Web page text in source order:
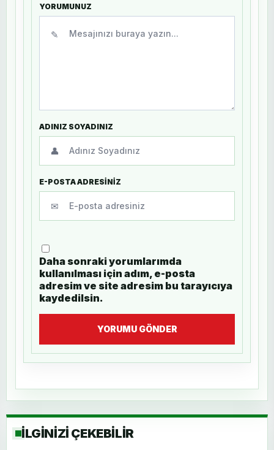
YORUMUNUZ
✎
ADINIZ SOYADINIZ
👤
E-POSTA ADRESİNİZ
✉
Daha sonraki yorumlarımda
kullanılması için adım, e-posta
adresim ve site adresim bu tarayıcıya
kaydedilsin.
YORUMU GÖNDER
İLGİNİZİ ÇEKEBİLİR